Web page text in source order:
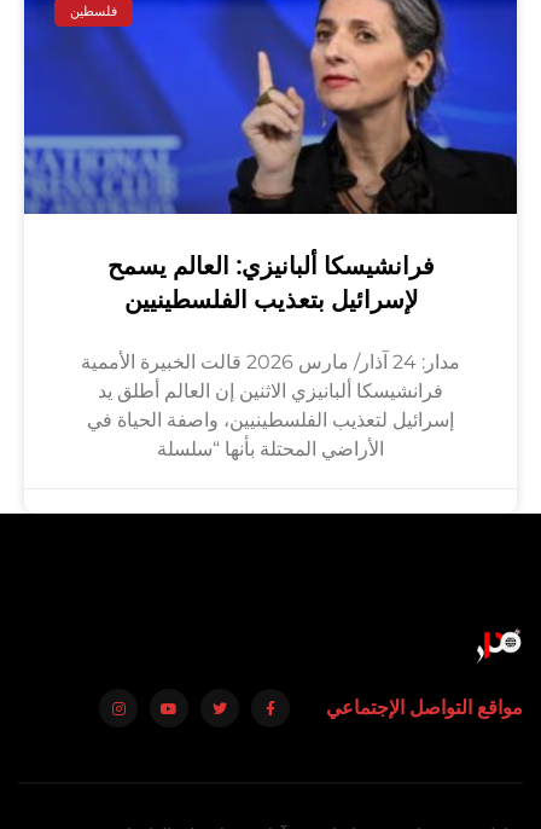
فلسطين
فرانشيسكا ألبانيزي: العالم يسمح
لإسرائيل بتعذيب الفلسطينيين
مدار: 24 آذار/ مارس 2026 قالت الخبيرة الأممية
فرانشيسكا ألبانيزي الاثنين إن العالم أطلق يد
إسرائيل لتعذيب الفلسطينيين، واصفة الحياة في
الأراضي المحتلة بأنها “سلسلة
مواقع التواصل الإجتماعي